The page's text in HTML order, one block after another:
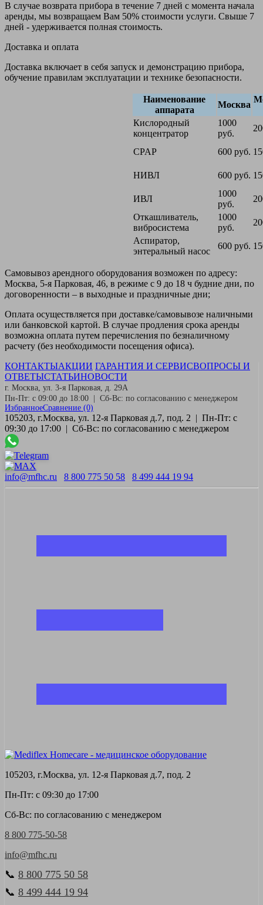
В случае возврата прибора в течение 7 дней с момента начала
аренды, мы возвращаем Вам 50% стоимости услуги. Свыше 7
дней - удерживается полная стоимость.
Доставка и оплата
Доставка включает в себя запуск и демонстрацию прибора,
обучение правилам эксплуатации и технике безопасности.
Наименование
аппарата
Москва
Кислородный
концентратор
1000
руб.
CPAP 600 руб.
НИВЛ 600 руб.
ИВЛ
1000
руб.
Откашливатель,
вибросистема
1000
руб.
Аспиратор,
энтеральный насос
600 руб.
Самовывоз арендного оборудования возможен по адресу:
Москва, 5-я Парковая, 46, в режиме с 9 до 18 ч будние дни, по
договоренности – в выходные и праздничные дни;
Оплата осуществляется при доставке/самовывозе наличными
или банковской картой. В случае продления срока аренды
возможна оплата путем перечисления по безналичному
расчету (без необходимости посещения офиса).
КОНТАКТЫАКЦИИ ГАРАНТИЯ И СЕРВИСВОПРОСЫ И
ОТВЕТЫСТАТЬИНОВОСТИ
г. Москва, ул. 3-я Парковая, д. 29А
Пн-Пт: с 09:00 до 18:00 | Сб-Вс: по согласованию с менеджером
ИзбранноеСравнение (0)
105203, г.Москва, ул. 12-я Парковая д.7, под. 2 | Пн-Пт: с
09:30 до 17:00 | Сб-Вс: по согласованию с менеджером
info@mfhc.ru 8 800 775 50 58 8 499 444 19 94
105203, г.Москва, ул. 12-я Парковая д.7, под. 2
Пн-Пт: с 09:30 до 17:00
Сб-Вс: по согласованию с менеджером
8 800 775-50-58
info@mfhc.ru
📞 8 800 775 50 58
📞 8 499 444 19 94